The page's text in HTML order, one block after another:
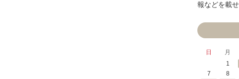
報などを載せ
日 月
1
7
8